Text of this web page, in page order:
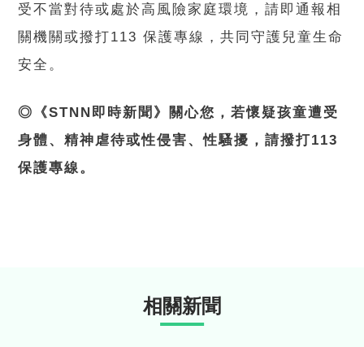
受不當對待或處於高風險家庭環境，請即通報相
關機關或撥打113 保護專線，共同守護兒童生命
安全。
◎《STNN即時新聞》關心您，若懷疑孩童遭受
身體、精神虐待或性侵害、性騷擾，請撥打113
保護專線。
相關新聞